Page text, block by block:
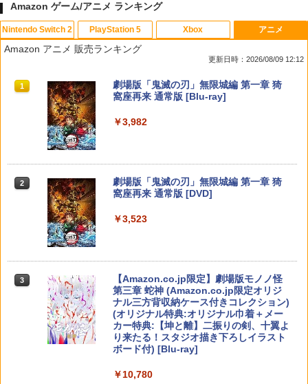
1
ホリ ワイヤレスホリパッド TURBO for
Nintendo Switch 2 ルビーマゼンタ [N
￥7,580
witch2版(【早期購入封入特典】冒険ス
￥7,623
Nintendo Switch 2 Edition
￥7,680
任天堂 【Switch2】ゼルダの伝説 ブレス
オブ ザ ワイルド Nintendo Switch 2 Ed
ition [NXS-P-AAAAH NSW2 ゼルダノデ
ンセツ ブレス オブ ザ ワイルド]
1
シティーズ：スカイライン リマスター
ジャパン・スペシャル・エディション
￥5,901
￥6,526
【特典】MARVEL Tōkon: Fighting So
uls(【早期購入封入特典】ロビーのアイ
1
PS Vita 2000 アナログスティック・スラ
イドパッド修理用基板 部品 パーツ L R
互換 黒 ブラック オリジナルウエス スラ
￥750
team Deck OLED / LCD フィルム 保護
ルム シート 液晶保護 ガラス スチーム ス
チームデック OLED スチームデック LC
3
Nintendo Switch2 専用 スリムハードポ
ーチ 収納ケース ハードケース ポーチ 収
納バッグ 耐衝撃 スイッチ2 キャリングケ
ース 軽量 ◇ALW-PU-001
￥1,680
1
【中古】おそ松さん 第五松（初回生産
限定版 Blu-ray DISC）/Blu−ray Dis
￥272
【Blu-ray】
￥320
プリート 初回限定版 PS3版「ファイ
ナルファンタジーXIII」体験版・スリー
ブケース付 / アニメ
￥540
【中古】うどんの国の金色毛鞠 第一巻/
Blu−ray Disc/VPXY-71489
Amazon ゲーム/アニメ ランキング
Nintendo Switch 2
1
スプラトゥーン レイダース|オンライン
コード版
￥5,832
2 スプラトゥーン レイダース -Switch2
3 Nintendo Switch 2(日本語・国内専用)
￥55,491
ニンテンドープリペイド番号 9000円|オ
ンラインコード版
PlayStation 5
1
PlayStation 5 デジタル・エディション
日本語専用 Console Language: Japan
2
Beast of Reincarnation -PS5 【特典】
プロダクトコード 封入
￥7,286
3
【純正品】ディスクドライブ(CFI-ZDD1
J) PlayStation 5
￥11,849
トローラー ミッドナイト ブラック(CFI-
Xbox
1
【純正品】Xbox ワイヤレス コントロー
ラー + USB-C® ケーブル
￥8,300
ラー (ロボット ホワイト)
3
【純正品】Xbox ワイヤレス コントロー
￥8,020
【純正品】Xbox 充電式バッテリー + US
B-C ケーブル
アニメ
Amazon アニメ 販売ランキング
更新日時：2026/08/09 12:12
1
劇場版「鬼滅の刃」無限城編 第一章 猗
窩座再来 通常版 [Blu-ray]
￥3,982
2
劇場版「鬼滅の刃」無限城編 第一章 猗
窩座再来 通常版 [DVD]
￥3,523
3
【Amazon.co.jp限定】劇場版モノノ怪
第三章 蛇神 (Amazon.co.jp限定オリジ
ナル三方背収納ケース付きコレクション)
(オリジナル特典:オリジナル巾着＋メー
カー特典:【坤と離】二振りの剣、十翼よ
り来たる！スタジオ描き下ろしイラスト
ボード付) [Blu-ray]
￥10,780